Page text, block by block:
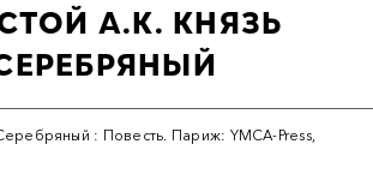
А.К. КНЯЗЬ
: Повесть. Париж: YMCA-Press,